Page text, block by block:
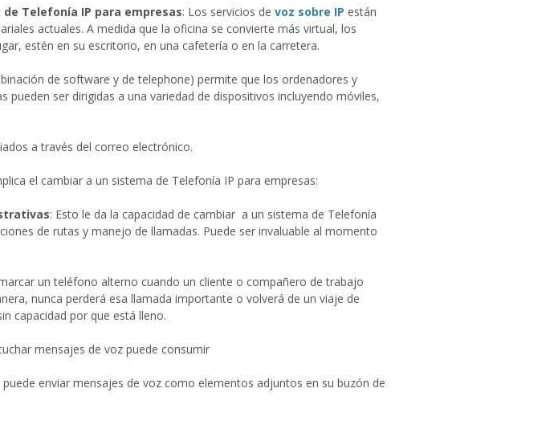
Telefonía IP para empresas: Los servicios de voz sobre IP están
actuales. A medida que la oficina se convierte más virtual, los
estén en su escritorio, en una cafetería o en la carretera.
de software y de telephone) permite que los ordenadores y
ser dirigidas a una variedad de dispositivos incluyendo móviles,
a través del correo electrónico.
el cambiar a un sistema de Telefonía IP para empresas:
: Esto le da la capacidad de cambiar a un sistema de Telefonía
de rutas y manejo de llamadas. Puede ser invaluable al momento
un teléfono alterno cuando un cliente o compañero de trabajo
nunca perderá esa llamada importante o volverá de un viaje de
capacidad por que está lleno.
mensajes de voz puede consumir
enviar mensajes de voz como elementos adjuntos en su buzón de